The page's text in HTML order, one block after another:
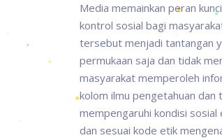
Media memainkan peran
kontrol sosial bagi
tersebut menjadi tantangan
permukaan saja dan tidak
masyarakat memperoleh
kolom ilmu pengetahuan dan
mempengaruhi kondisi sosial
dan sesuai kode etik